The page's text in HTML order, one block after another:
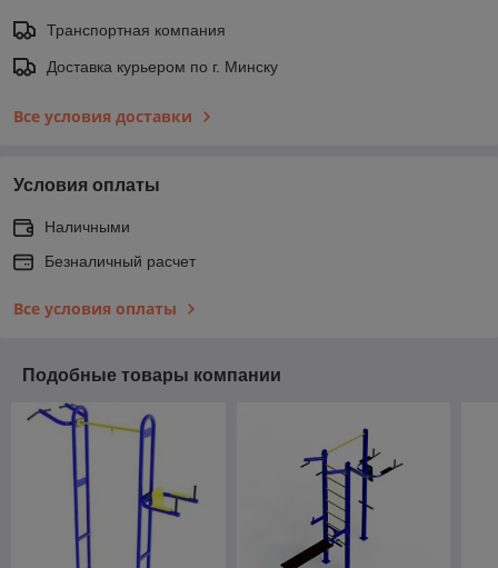
Транспортная компания
Доставка курьером по г. Минску
Все условия доставки
Условия оплаты
Наличными
Безналичный расчет
Все условия оплаты
Подобные товары компании